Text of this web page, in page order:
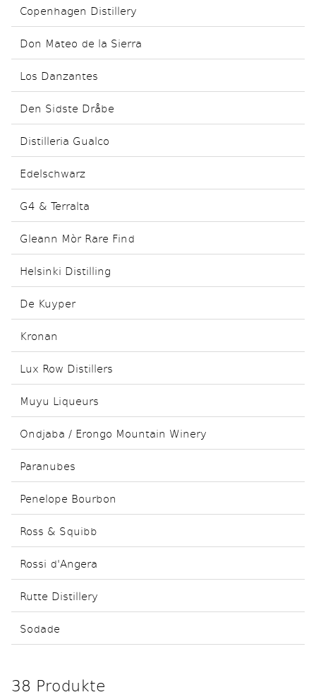
Copenhagen Distillery
Don Mateo de la Sierra
Los Danzantes
Den Sidste Dråbe
Distilleria Gualco
Edelschwarz
G4 & Terralta
Gleann Mòr Rare Find
Helsinki Distilling
De Kuyper
Kronan
Lux Row Distillers
Muyu Liqueurs
Ondjaba / Erongo Mountain Winery
Paranubes
Penelope Bourbon
Ross & Squibb
Rossi d'Angera
Rutte Distillery
Sodade
38 Produkte